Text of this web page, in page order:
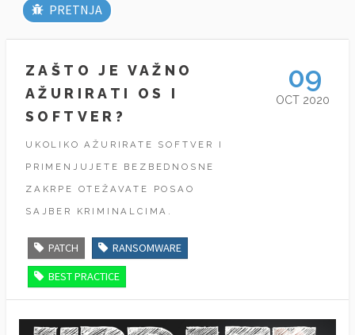
PRETNJA
ZAŠTO JE VAŽNO
AŽURIRATI OS I
SOFTVER?
UKOLIKO AŽURIRATE SOFTVER I
PRIMENJUJETE BEZBEDNOSNE
ZAKRPE OTEŽAVATE POSAO
SAJBER KRIMINALCIMA.
PATCH RANSOMWARE
BEST PRACTICE
09
OCT 2020